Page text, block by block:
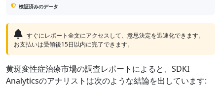
検証済みのデータ
すぐにレポート全文にアクセスして、意思決定を迅速化できます。
お支払いは受領後15日以内に完了できます。
黄斑変性症治療市場の調査レポートによると、SDKI
Analyticsのアナリストは次のような結論を出しています: